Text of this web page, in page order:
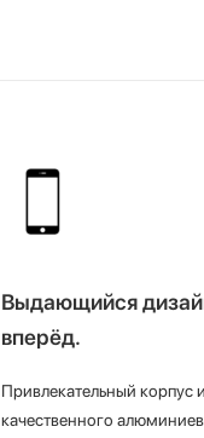
Выдающийся
вперёд.
Привлекательный корпус
качественного